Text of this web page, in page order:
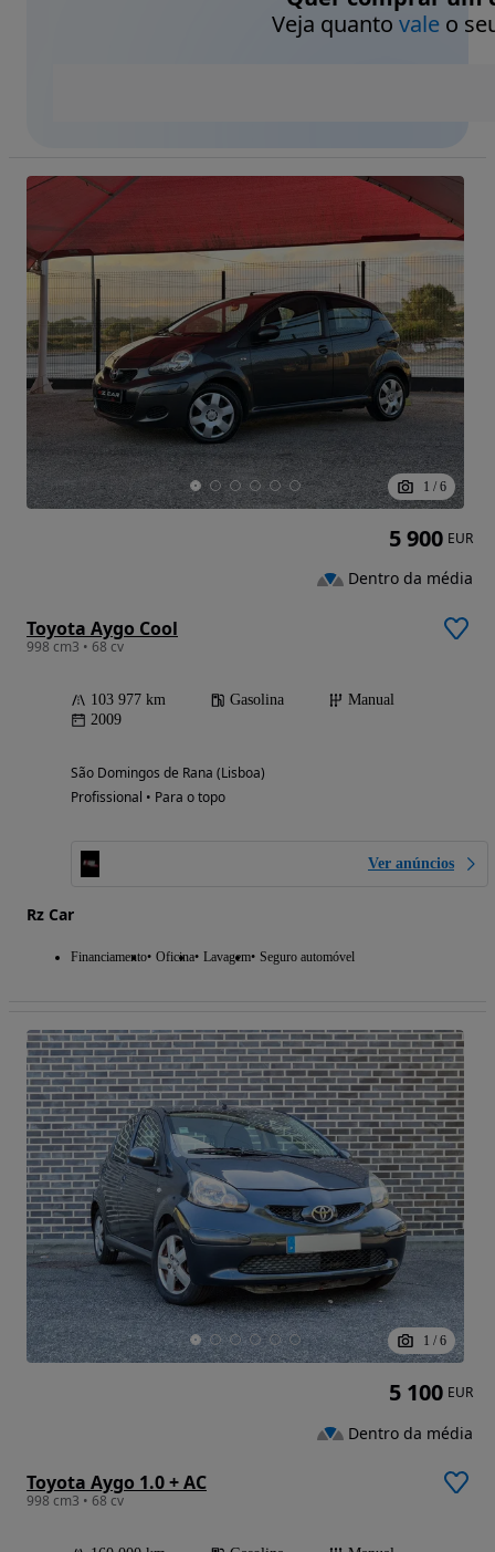
Veja quanto valeo
1 / 6
Toyota Aygo Cool
998 cm3 • 68 cv
103 977 km Gasolina
Manual
2009
São Domingos de Rana (Lisboa)
Profissional • Para o topo
Ver anúncios
Rz Car
Financiamento Oficina Lavagem Seguro automóvel
5 900 EUR
Dentro da média
1 / 6
Toyota Aygo 1.0 + AC
998 cm3 • 68 cv
5 100 EUR
Dentro da média